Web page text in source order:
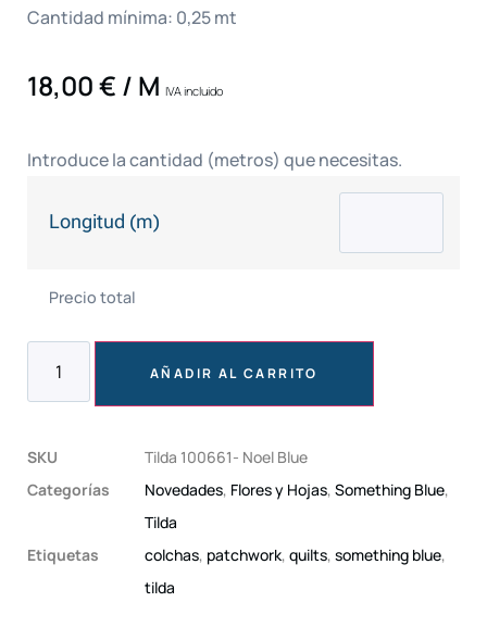
Cantidad mínima: 0,25 mt
18,00€ / M IVA incluido
Introduce la cantidad (metros) que necesitas.
Longitud (m)
Precio total
AÑADIR AL CARRITO
SKU
Tilda 100661- Noel Blue
Categorías
Novedades, Flores y Hojas, Something Blue,
Tilda
Etiquetas
colchas, patchwork, quilts, something blue,
tilda